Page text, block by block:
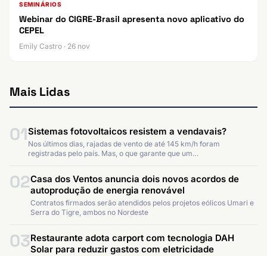
SEMINÁRIOS
Webinar do CIGRE-Brasil apresenta novo aplicativo do
CEPEL
Emily Castro · 26 nov
Mais Lidas
01Sistemas fotovoltaicos resistem a vendavais?
Nos últimos dias, rajadas de vento de até 145 km/h foram
registradas pelo país. Mas, o que garante que um…
02Casa dos Ventos anuncia dois novos acordos de
autoprodução de energia renovável
Contratos firmados serão atendidos pelos projetos eólicos Umari e
Serra do Tigre, ambos no Nordeste
03Restaurante adota carport com tecnologia DAH
Solar para reduzir gastos com eletricidade